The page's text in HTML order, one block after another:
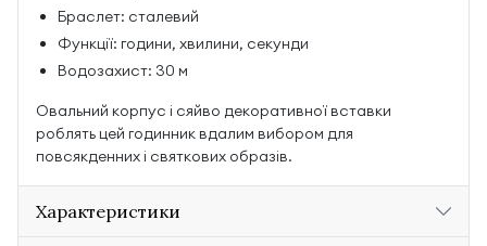
Браслет: сталевий
Функції: години, хвилини, секунди
Водозахист: 30 м
Овальний корпус і сяйво декоративної вставки
роблять цей годинник вдалим вибором для
повсякденних і святкових образів.
Характеристики